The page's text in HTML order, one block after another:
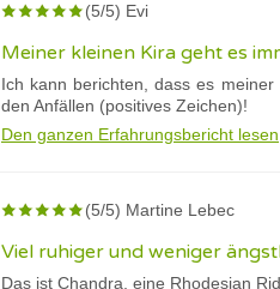
(5/5) Evi
Meiner kleinen Kira geht es
Ich kann berichten, dass es
den Anfällen (positives Zeichen)!
Den ganzen Erfahrungsbericht lesen
(5/5) Martine Lebec
Viel ruhiger und weniger
Das ist Chandra, eine Rhodesian